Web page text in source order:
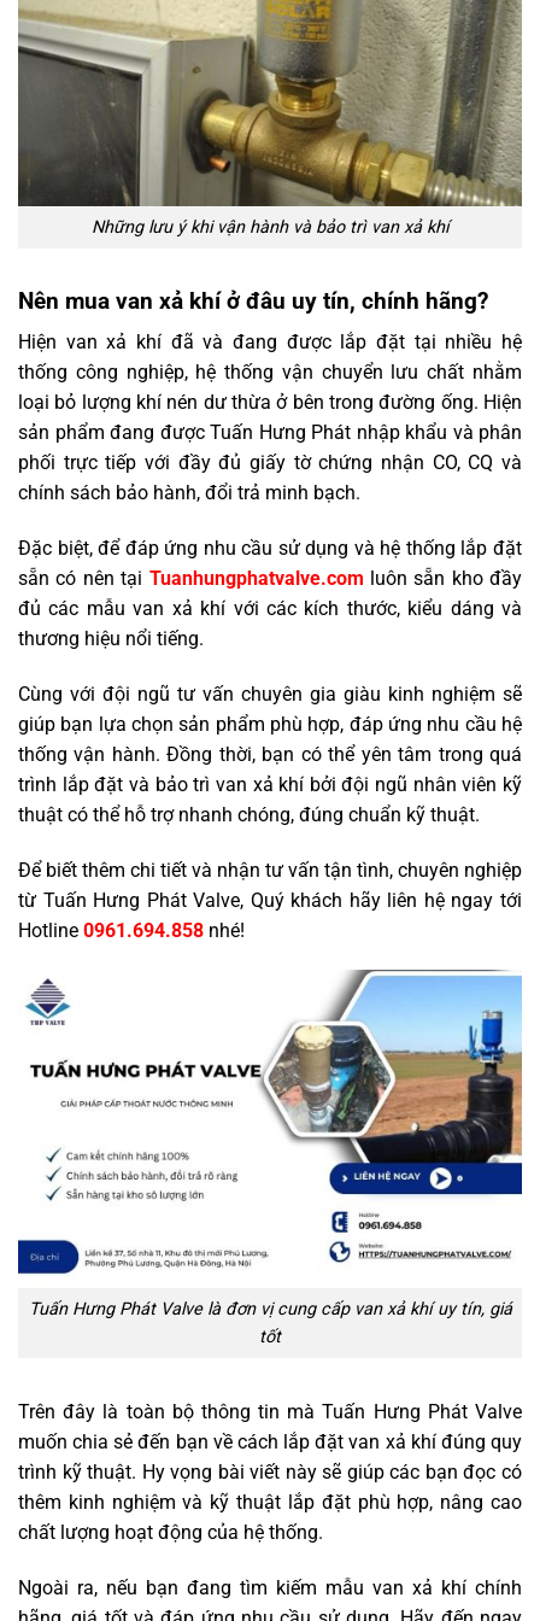
Những lưu ý khi vận hành và bảo trì van xả khí
Nên mua van xả khí ở đâu uy tín, chính hãng?
Hiện van xả khí đã và đang được lắp đặt tại nhiều hệ
thống công nghiệp, hệ thống vận chuyển lưu chất nhằm
loại bỏ lượng khí nén dư thừa ở bên trong đường ống. Hiện
sản phẩm đang được Tuấn Hưng Phát nhập khẩu và phân
phối trực tiếp với đầy đủ giấy tờ chứng nhận CO, CQ và
chính sách bảo hành, đổi trả minh bạch.
Đặc biệt, để đáp ứng nhu cầu sử dụng và hệ thống lắp đặt
sẵn có nên tại Tuanhungphatvalve.com luôn sẵn kho đầy
đủ các mẫu van xả khí với các kích thước, kiểu dáng và
thương hiệu nổi tiếng.
Cùng với đội ngũ tư vấn chuyên gia giàu kinh nghiệm sẽ
giúp bạn lựa chọn sản phẩm phù hợp, đáp ứng nhu cầu hệ
thống vận hành. Đồng thời, bạn có thể yên tâm trong quá
trình lắp đặt và bảo trì van xả khí bởi đội ngũ nhân viên kỹ
thuật có thể hỗ trợ nhanh chóng, đúng chuẩn kỹ thuật.
Để biết thêm chi tiết và nhận tư vấn tận tình, chuyên nghiệp
từ Tuấn Hưng Phát Valve, Quý khách hãy liên hệ ngay tới
Hotline 0961.694.858 nhé!
Tuấn Hưng Phát Valve là đơn vị cung cấp van xả khí uy tín, giá
tốt
Trên đây là toàn bộ thông tin mà Tuấn Hưng Phát Valve
muốn chia sẻ đến bạn về cách lắp đặt van xả khí đúng quy
trình kỹ thuật. Hy vọng bài viết này sẽ giúp các bạn đọc có
thêm kinh nghiệm và kỹ thuật lắp đặt phù hợp, nâng cao
chất lượng hoạt động của hệ thống.
Ngoài ra, nếu bạn đang tìm kiếm mẫu van xả khí chính